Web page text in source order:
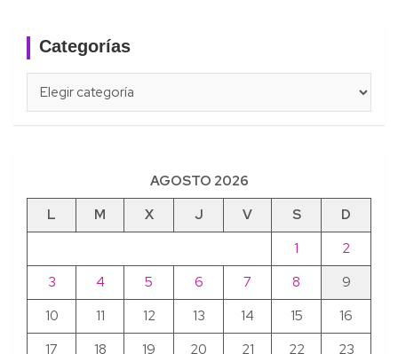
Categorías
AGOSTO 2026
L
M X J V S
D
1
2
3
4 5 6 7 8
9
10
11 12 13 14 15
16
17
18 19 20 21 22 23